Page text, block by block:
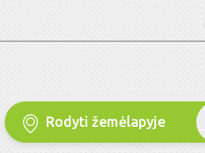
Rodyti žemėlapyje